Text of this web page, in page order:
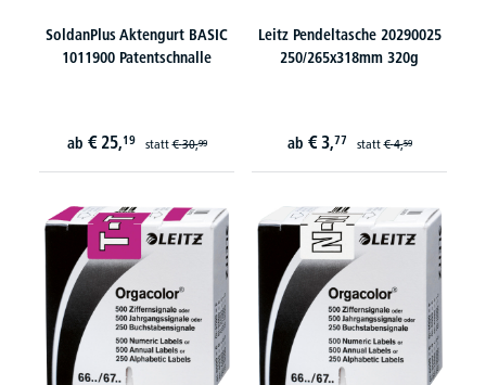
SoldanPlus Aktengurt BASIC
1011900 Patentschnalle
ab € 25,19 statt€ 30,99
Leitz Pendeltasche 20290025
250/265x318mm 320g
ab € 3,77 statt€ 4,59